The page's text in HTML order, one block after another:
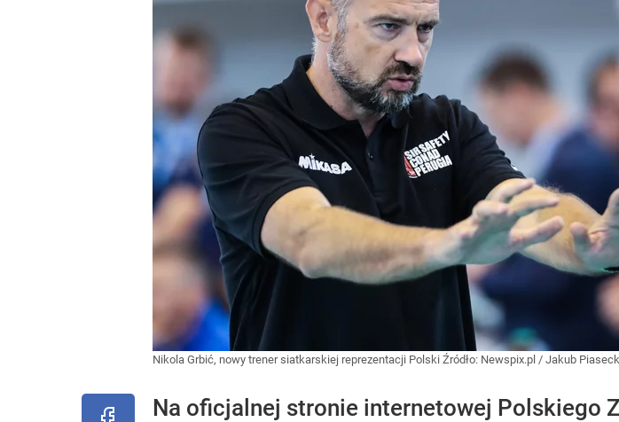
Nikola Grbić, nowy trener siatkarskiej reprezentacji Polski Źródło: Newspix.pl / Jakub
Na oficjalnej stronie internetowej Polskiego